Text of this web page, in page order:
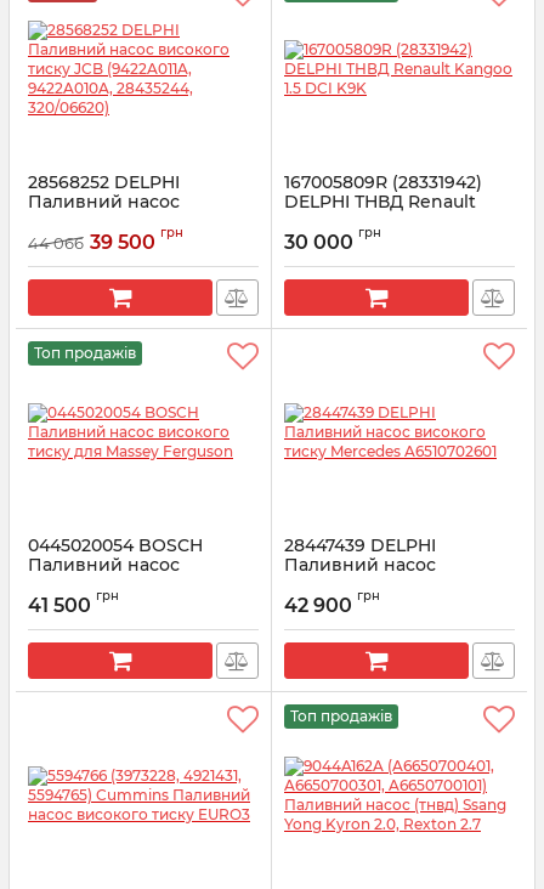
28568252 DELPHI
Паливний насос
(9422A011A, 9422A010A,
Артикул: 28568252
44 066 39 500 грн
167005809R (28331942)
DELPHI ТНВД Renault
Артикул: 28331942
30 000 грн
Топ продажів
0445020054 BOSCH
Паливний насос
Massey Ferguson
Артикул: 0445020054
41 500 грн
28447439 DELPHI
Паливний насос
A6510702601
Артикул: 28447439
42 900 грн
Топ продажів